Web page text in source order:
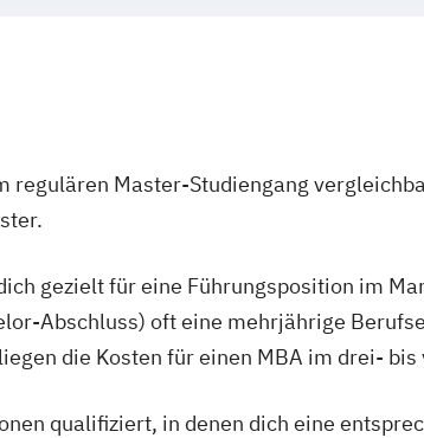
Master-Studiengang
gezielt für eine Führungsposition im
Abschluss) oft eine mehrjährige
die Kosten für einen MBA im drei-
qualifiziert, in denen dich eine